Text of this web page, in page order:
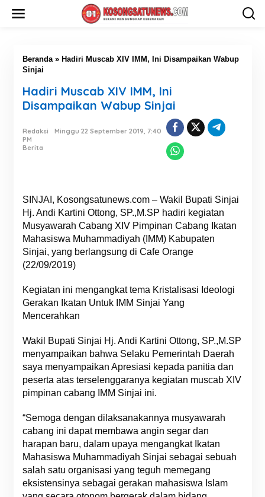
Beranda» Hadiri Muscab XIV IMM, Ini Disampaikan Wabup
Sinjai
Hadiri Muscab XIV IMM, Ini
Disampaikan Wabup Sinjai
Redaksi
Minggu 22 September 2019, 7:40
PM
Berita
SINJAI, Kosongsatunews.com – Wakil Bupati Sinjai
Hj. Andi Kartini Ottong, SP.,M.SP hadiri kegiatan
Musyawarah Cabang XIV Pimpinan Cabang Ikatan
Mahasiswa Muhammadiyah (IMM) Kabupaten
Sinjai, yang berlangsung di Cafe Orange
(22/09/2019)
Kegiatan ini mengangkat tema Kristalisasi Ideologi
Gerakan Ikatan Untuk IMM Sinjai Yang
Mencerahkan
Wakil Bupati Sinjai Hj. Andi Kartini Ottong, SP.,M.SP
menyampaikan bahwa Selaku Pemerintah Daerah
saya menyampaikan Apresiasi kepada panitia dan
peserta atas terselenggaranya kegiatan muscab XIV
pimpinan cabang IMM Sinjai ini.
“Semoga dengan dilaksanakannya musyawarah
cabang ini dapat membawa angin segar dan
harapan baru, dalam upaya mengangkat Ikatan
Mahasiswa Muhammadiyah Sinjai sebagai sebuah
salah satu organisasi yang teguh memegang
eksistensinya sebagai gerakan mahasiswa Islam